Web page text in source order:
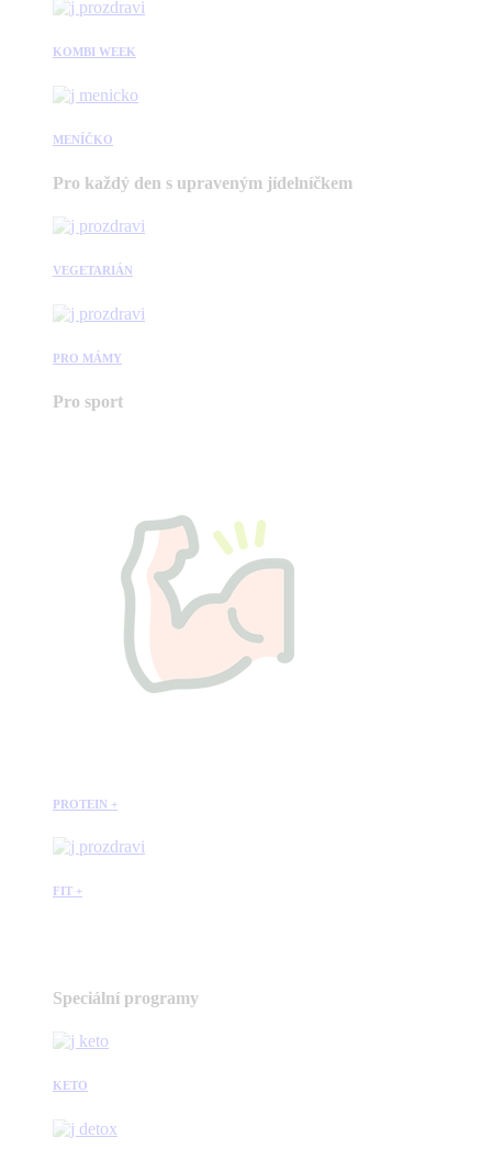
KOMBI WEEK
MENÍČKO
Pro každý den s upraveným jídelníčkem
VEGETARIÁN
PRO MÁMY
Pro sport
PROTEIN +
FIT +
Speciální programy
KETO